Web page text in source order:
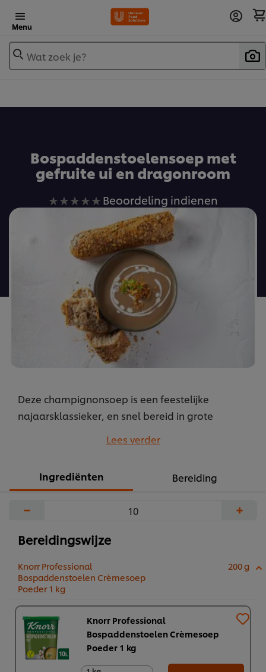
Menu
Wat zoek je?
Bospaddenstoelensoep met
gefruite ui en dragonroom
Geen
beoordelingen
ingediend
voor
deze
recipe
Beoordeling indienen
Deze champignonsoep is een feestelijke
najaarsklassieker, en snel bereid in grote
smeuïge bospaddenstoelensoep met een
scheutje dragonroom voor een peperachtige
Lees verder
Ingrediënten Bereiding
− +
Bereidingswijze
Knorr Professional
Bospaddenstoelen Crèmesoep
Poeder 1 kg​
200 g
Knorr Professional
Bospaddenstoelen Crèmesoep
Poeder 1 kg​